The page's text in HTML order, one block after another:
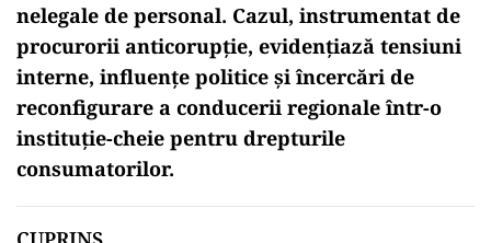
nelegale de personal. Cazul, instrumentat de
procurorii anticorupție, evidențiază tensiuni
interne, influențe politice și încercări de
reconfigurare a conducerii regionale într-o
instituție-cheie pentru drepturile
consumatorilor.